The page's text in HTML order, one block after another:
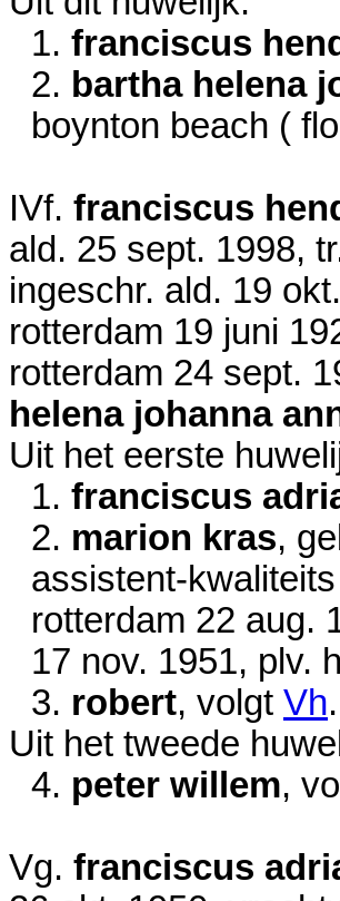
1. franciscus
2. bartha helena
boynton beach (
IVf. franciscus
ald. 25 sept. 1998,
ingeschr. ald. 19
rotterdam 19 juni
rotterdam 24 sept.
helena johanna
Uit het eerste
1. franciscus
2. marion kras,
assistent-
rotterdam 22 aug.
17 nov. 1951, plv.
3. robert, volgt Vh.
Uit het tweede
4. peter willem,
Vg. franciscus